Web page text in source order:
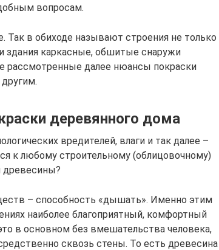
вопросам.
в обиходе называют строения не только
здания каркасные, обшитые снаружи
рассмотренные далее нюансы покраски
деревянного дома
вредителей, влаги и так далее –
к любому строительному (облицовочному)
древесины?
– способность «дышать». Именно этим
наиболее благоприятный, комфортный
в основном без вмешательства человека,
сквозь стены. То есть древесина